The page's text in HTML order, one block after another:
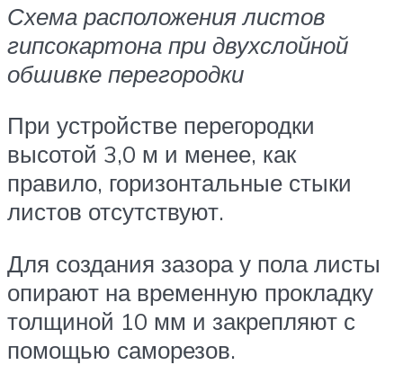
Схема расположения листов
гипсокартона при двухслойной
обшивке перегородки
При устройстве перегородки
высотой 3,0 м и менее, как
правило, горизонтальные стыки
листов отсутствуют.
Для создания зазора у пола листы
опирают на временную прокладку
толщиной 10 мм и закрепляют с
помощью саморезов.